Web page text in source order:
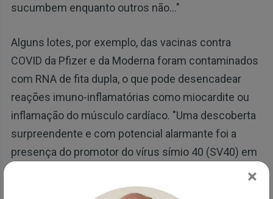
sucumbem enquanto outros não..."
Alguns lotes, por exemplo, das vacinas contra
COVID da Pfizer e da Moderna foram contaminados
com RNA de fita dupla, o que pode desencadear
reações imuno-inflamatórias como miocardite ou
inflamação do músculo cardíaco. "Uma descoberta
surpreendente e com potencial alarmante foi a
presença do promotor do vírus símio 40 (SV40) em
×